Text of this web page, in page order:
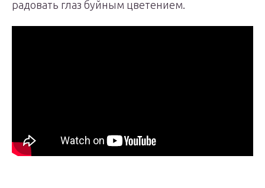
радовать глаз буйным цветением.